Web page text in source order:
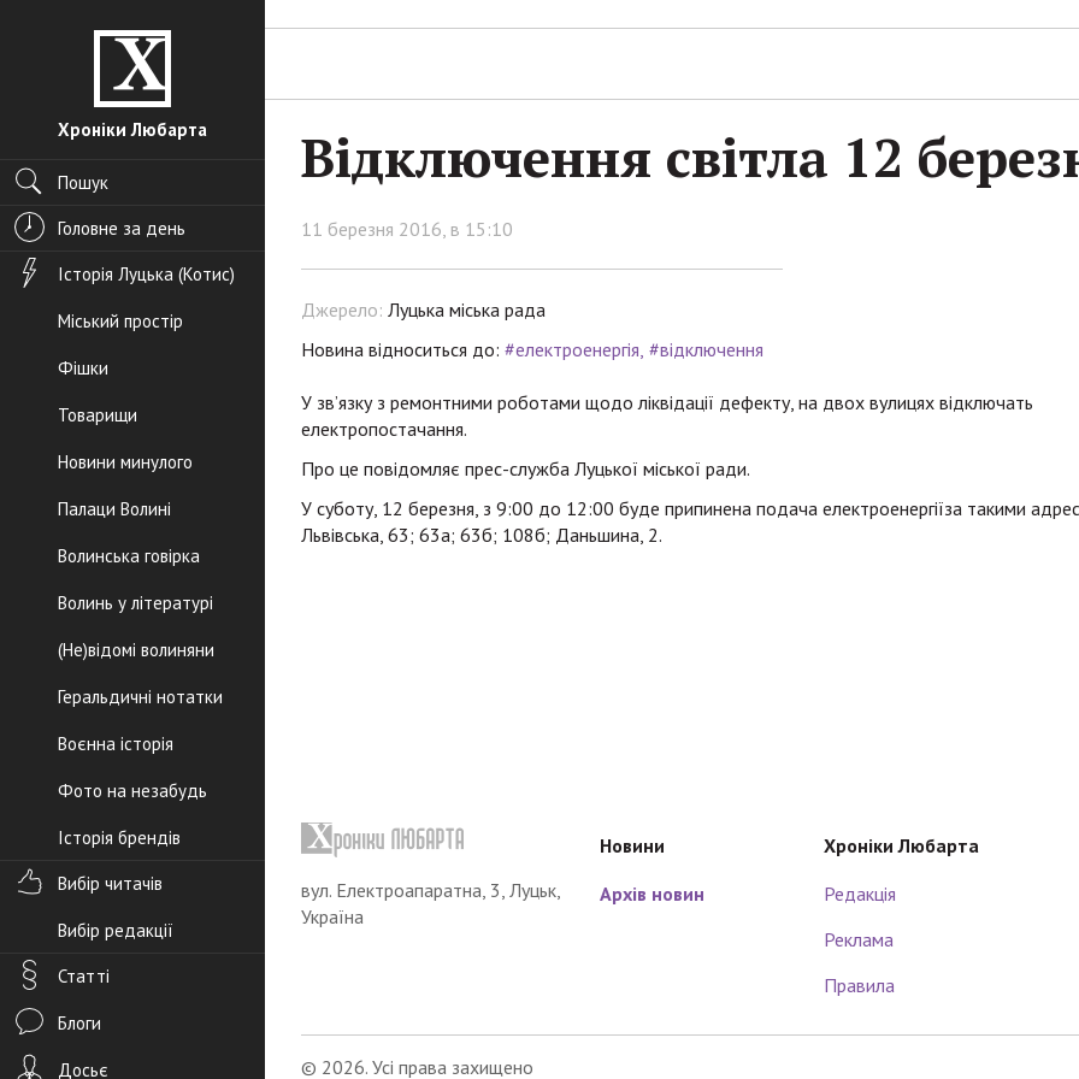
Хроніки Любарта
Пошук
Головне за день
Історія Луцька (Котис)
Міський простір
Фішки
Товарищи
Новини минулого
Палаци Волині
Волинська говірка
Волинь у літературі
(Не)відомі волиняни
Геральдичні нотатки
Воєнна історія
Фото на незабудь
Історія брендів
Вибір читачів
Вибір редакції
Статті
Блоги
Досьє
Відключення світла 12
11 березня 2016, в 15:10
Джерело: Луцька міська рада
Новина відноситься до: #електроенергія #відключення
У зв’язку з ремонтними роботами щодо ліквідації дефекту, на двох вулицях відключать
електропостачання.
Про це повідомляє прес-служба Луцької міської ради.
У суботу, 12 березня, з 9:00 до 12:00 буде припинена подача електроенергіїза такими
Львівська, 63; 63а; 63б; 108б; Даньшина, 2.
вул. Електроапаратна, 3, Луцьк,
Україна
Новини
Архів новин
Хроніки Любарта
Редакція
Реклама
Правила
© 2026. Усі права захищено